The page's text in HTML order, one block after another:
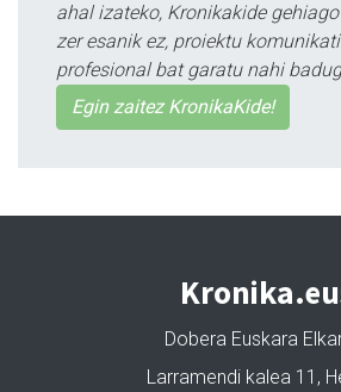
ahal izateko, Kronikakide
zer esanik ez, proiektu
profesional bat garatu nahi
Egin zaitez KronikaKide!
Dobera Euskara
Larramendi kalea 11,